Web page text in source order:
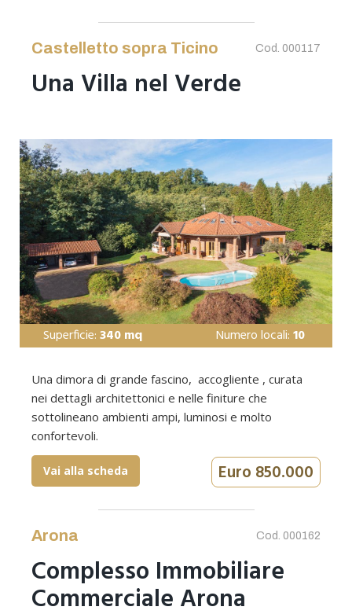
Superficie:340 mq Numero locali:10
Castelletto sopra Ticino Cod. 000117
Una Villa nel Verde
Una dimora di grande fascino, accogliente , curata
nei dettagli architettonici e nelle finiture che
sottolineano ambienti ampi, luminosi e molto
confortevoli.
Euro 850.000
Vai alla scheda
Arona Cod. 000162
Complesso Immobiliare
Commerciale Arona